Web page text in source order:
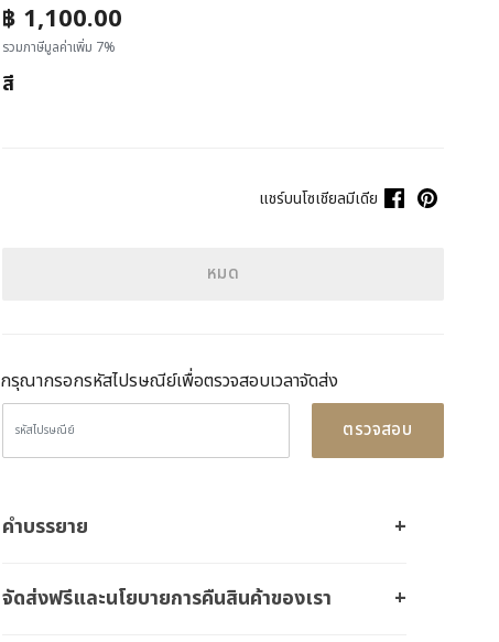
฿ 1,100.00
รวมภาษีมูลค่าเพิ่ม 7%
สี
แชร์บนโซเชียลมีเดีย
หมด
กรุณากรอกรหัสไปรษณีย์เพื่อตรวจสอบเวลาจัดส่ง
ตรวจสอบ
คำบรรยาย
จัดส่งฟรีและนโยบายการคืนสินค้าของเรา